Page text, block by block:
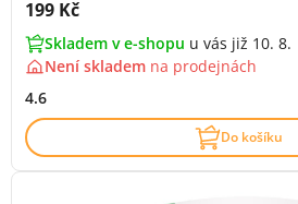
Cena s DPH:
199 Kč
Skladem v e-shopu u vás již 10. 8.
Není skladem na prodejnách
4.6
Do košíku